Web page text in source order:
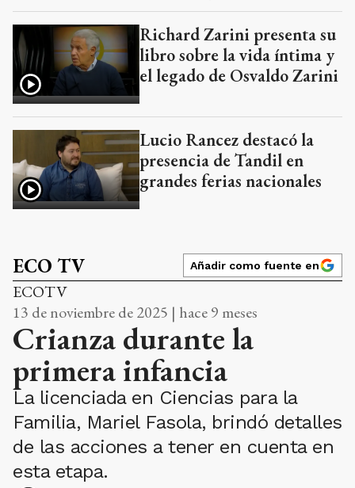
Richard Zarini presenta su
libro sobre la vida íntima y
el legado de Osvaldo Zarini
Lucio Rancez destacó la
presencia de Tandil en
grandes ferias nacionales
ECO TV Añadir como fuente en
ECOTV
13 de noviembre de 2025 | hace 9 meses
Crianza durante la
primera infancia
La licenciada en Ciencias para la
Familia, Mariel Fasola, brindó detalles
de las acciones a tener en cuenta en
esta etapa.